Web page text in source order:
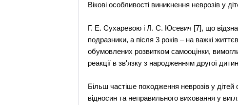
Вікові особливості виникнення неврозів у
Г. Е. Сухаревою і Л. С. Юсевич [7], що
подразники, а після 3 років – на важкі
обумовлених розвитком самооцінки,
реакції в зв'язку з народженням другої
Більш частіше походження неврозів у
відносин та неправильного виховання у